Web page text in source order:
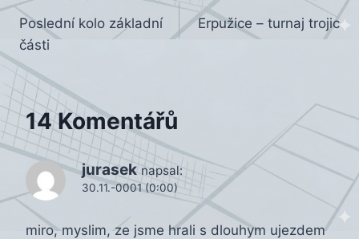
pro
příspěvek
Poslední kolo základní
části
Erpužice – turnaj trojic
14 Komentářů
jurasek napsal:
30.11.-0001 (0:00)
miro, myslim, ze jsme hrali s dlouhym ujezdem